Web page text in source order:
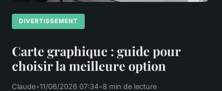
DIVERTISSEMENT
Carte graphique : guide pour
choisir la meilleure option
Claude•11/06/2026 07:34•8 min de lecture